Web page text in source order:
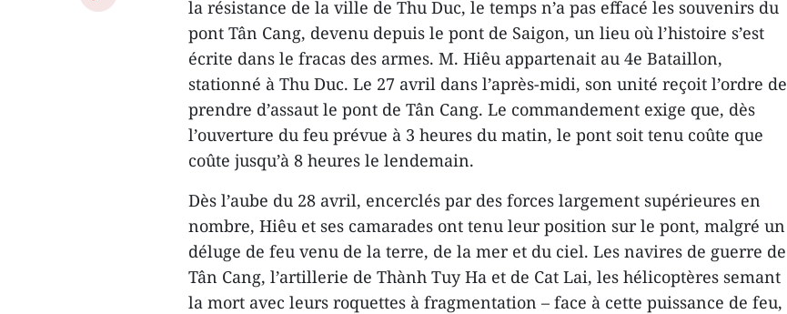
la résistance de la ville de Thu Duc, le temps n’a pas effacé les souvenirs du
pont Tân Cang, devenu depuis le pont de Saigon, un lieu où l’histoire s’est
écrite dans le fracas des armes. M. Hiêu appartenait au 4e Bataillon,
stationné à Thu Duc. Le 27 avril dans l’après-midi, son unité reçoit l’ordre de
prendre d’assaut le pont de Tân Cang. Le commandement exige que, dès
l’ouverture du feu prévue à 3 heures du matin, le pont soit tenu coûte que
coûte jusqu’à 8 heures le lendemain.
Dès l’aube du 28 avril, encerclés par des forces largement supérieures en
nombre, Hiêu et ses camarades ont tenu leur position sur le pont, malgré un
déluge de feu venu de la terre, de la mer et du ciel. Les navires de guerre de
Tân Cang, l’artillerie de Thành Tuy Ha et de Cat Lai, les hélicoptères semant
la mort avec leurs roquettes à fragmentation – face à cette puissance de feu,